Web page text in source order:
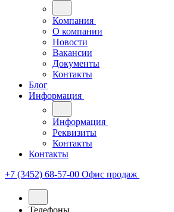
Компания
О компании
Новости
Вакансии
Документы
Контакты
Блог
Информация
Информация
Реквизиты
Контакты
Контакты
+7 (3452) 68-57-00 Офис продаж
Телефоны